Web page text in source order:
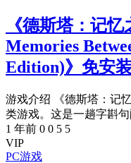
《德斯塔：记
Memories
Edition)》免安
游戏介绍 《德斯塔：记
类游戏。这是一趟字斟句
1 年前 0 0 5 5
VIP
PC游戏